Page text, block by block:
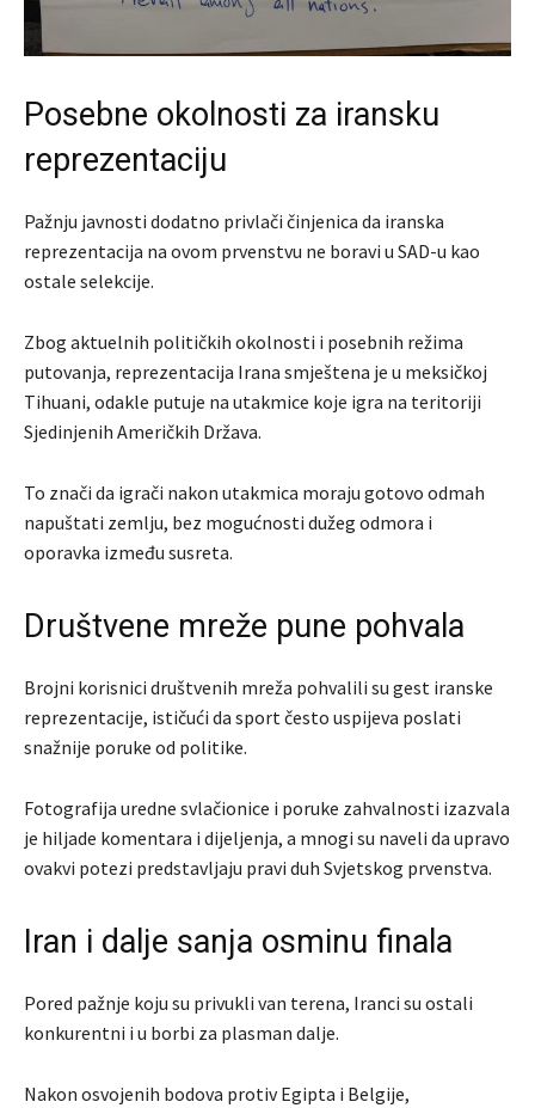
Posebne okolnosti za iransku
reprezentaciju
Pažnju javnosti dodatno privlači činjenica da iranska
reprezentacija na ovom prvenstvu ne boravi u SAD-u kao
ostale selekcije.
Zbog aktuelnih političkih okolnosti i posebnih režima
putovanja, reprezentacija Irana smještena je u meksičkoj
Tihuani, odakle putuje na utakmice koje igra na teritoriji
Sjedinjenih Američkih Država.
To znači da igrači nakon utakmica moraju gotovo odmah
napuštati zemlju, bez mogućnosti dužeg odmora i
oporavka između susreta.
Društvene mreže pune pohvala
Brojni korisnici društvenih mreža pohvalili su gest iranske
reprezentacije, ističući da sport često uspijeva poslati
snažnije poruke od politike.
Fotografija uredne svlačionice i poruke zahvalnosti izazvala
je hiljade komentara i dijeljenja, a mnogi su naveli da upravo
ovakvi potezi predstavljaju pravi duh Svjetskog prvenstva.
Iran i dalje sanja osminu finala
Pored pažnje koju su privukli van terena, Iranci su ostali
konkurentni i u borbi za plasman dalje.
Nakon osvojenih bodova protiv Egipta i Belgije,